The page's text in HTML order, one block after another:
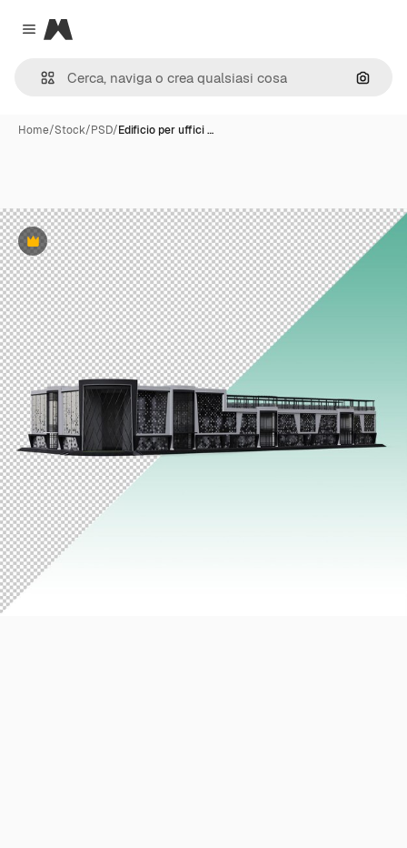
Close menu
Magnific
Cerca
Home/Stock/PSD/Edificio per uffici …
Premium